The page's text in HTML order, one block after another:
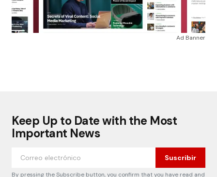
Ad Banner
Keep Up to Date with the Most
Important News
Suscribir
By pressing the Subscribe button, you confirm that you have read and